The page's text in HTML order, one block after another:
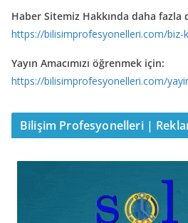
Haber Sitemiz Hakkında daha
https://bilisimprofesyonelleri.com/biz-
Yayın Amacımızı öğrenmek için:
https://bilisimprofesyonelleri.com/
Bilişim Profesyonelleri |